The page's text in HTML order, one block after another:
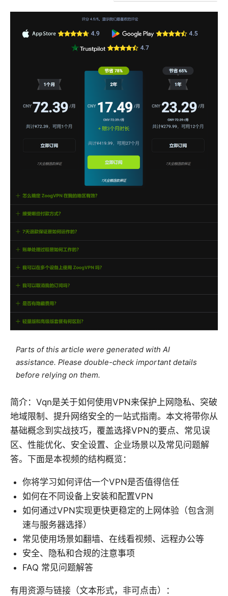
Parts of this article were generated with AI
assistance. Please double-check important details
before relying on them.
简介：Vqn是关于如何使用VPN来保护上网隐私、突破
地域限制、提升网络安全的一站式指南。本文将带你从
基础概念到实战技巧，覆盖选择VPN的要点、常见误
区、性能优化、安全设置、企业场景以及常见问题解
答。下面是本视频的结构概览：
你将学习如何评估一个VPN是否值得信任
如何在不同设备上安装和配置VPN
如何通过VPN实现更快更稳定的上网体验（包含测
速与服务器选择）
常见使用场景如翻墙、在线看视频、远程办公等
安全、隐私和合规的注意事项
FAQ 常见问题解答
有用资源与链接（文本形式，非可点击）：